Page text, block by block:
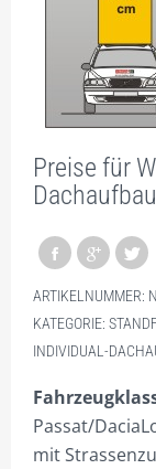
KOMBIMEDI:
KOMBIMAXI: LKW +
KOMBITREKKER +
SHOP NUR FÜR
DIVISIONSPARTNER
PLZ 1
PLZ 3
PLZ 4
Preise für
ARTIKELNUMMER:
KATEGORIE:
INDIVIDUAL-
Passat/
mit